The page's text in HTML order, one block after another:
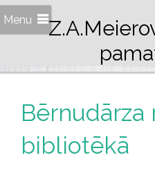
Menu
bibliotēkā